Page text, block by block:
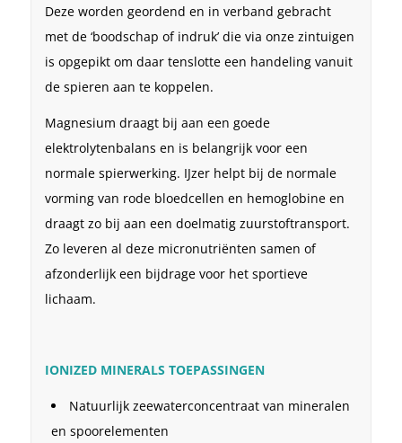
Deze worden geordend en in verband gebracht
met de ‘boodschap of indruk’ die via onze zintuigen
is opgepikt om daar tenslotte een handeling vanuit
de spieren aan te koppelen.
Magnesium draagt bij aan een goede
elektrolytenbalans en is belangrijk voor een
normale spierwerking. IJzer helpt bij de normale
vorming van rode bloedcellen en hemoglobine en
draagt zo bij aan een doelmatig zuurstoftransport.
Zo leveren al deze micronutriënten samen of
afzonderlijk een bijdrage voor het sportieve
lichaam.
IONIZED MINERALS TOEPASSINGEN
Natuurlijk zeewaterconcentraat van mineralen
en spoorelementen